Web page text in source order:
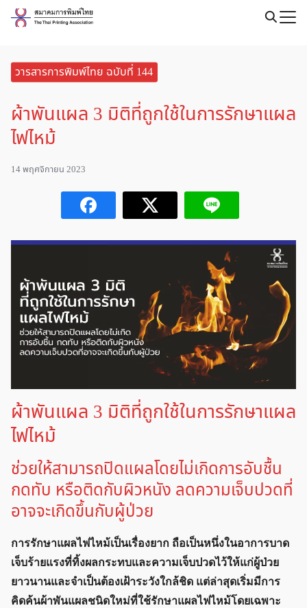
Skip
วารสารการพิมพ์ไทย ฉบับที่ 144
ผ้าพันแผล 3 มิติที่ถูกใช้ในการรักษาแผล
ไฟไหม้
14 พฤศจิกายน 2023
ผ้าพันแผล 3 มิติที่ถูกใช้ในการรักษาแผล
ไฟไหม้
ช่วยให้สามารถปิดแผลโดยไม่เกิดการอับชื้น
กดทับ หรือติดกับผิวหนัง ลดความเจ็บปวดที่
อาจจะเกิดขึ้นกับผู้ป่วย
การรักษาแผลไฟไหม้เป็นเรื่องยาก ถือเป็นหนึ่งในอาการบาด
เจ็บร้ายแรงที่ทิ้งผลกระทบและความเจ็บปวดไว้ให้แก่ผู้ป่วย
ยาวนานและจำเป็นต้องเฝ้าระวังใกล้ชิด แต่ล่าสุดเริ่มมีการ
คิดค้นผ้าพันแผลชนิดใหม่ที่ใช้รักษาแผลไฟไหม้โดยเฉพาะ